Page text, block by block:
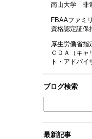
南山大学 非
FBAAファミ
資格認定証保
厚生労働省指
ＣＤＡ（キャ
ト・アドバイ
ブログ検索
最新記事